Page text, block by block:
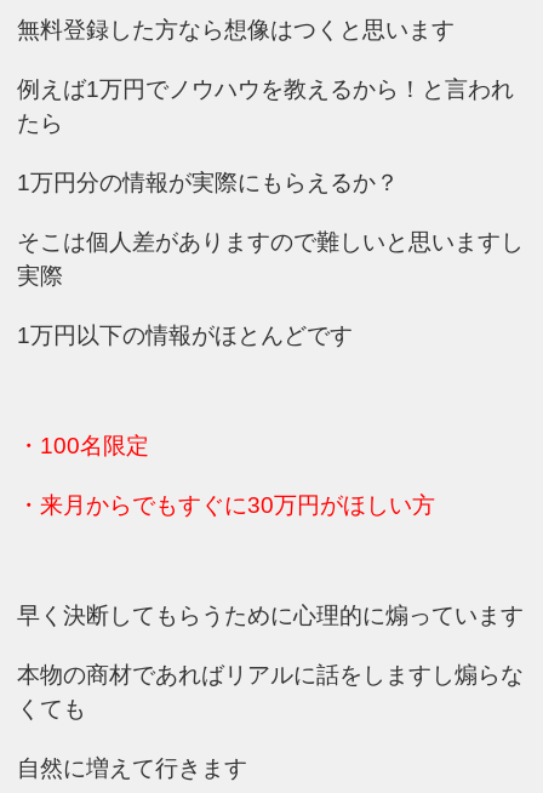
無料登録した方なら想像はつくと思います
例えば1万円でノウハウを教えるから！と言われ
たら
1万円分の情報が実際にもらえるか？
そこは個人差がありますので難しいと思いますし
実際
1万円以下の情報がほとんどです
・100名限定
・来月からでもすぐに30万円がほしい方
早く決断してもらうために心理的に煽っています
本物の商材であればリアルに話をしますし煽らな
くても
自然に増えて行きます